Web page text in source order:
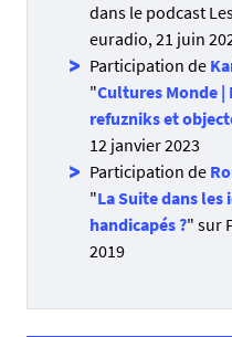
dans le podcast
euradio, 21 juin
Participation de
"Cultures Monde |
refuzniks et
12 janvier 2023
Participation de
"La Suite dans les
handicapés ?" sur
2019